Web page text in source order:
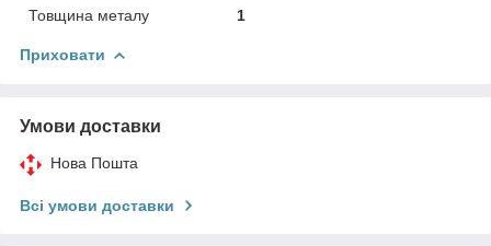
Товщина металу
1
Приховати
Умови доставки
Нова Пошта
Всі умови доставки